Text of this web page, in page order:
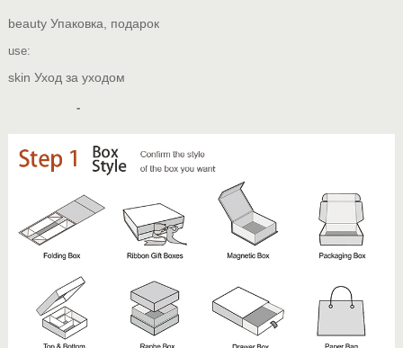
beauty Упаковка, подарок
use:
skin Уход за уходом
-